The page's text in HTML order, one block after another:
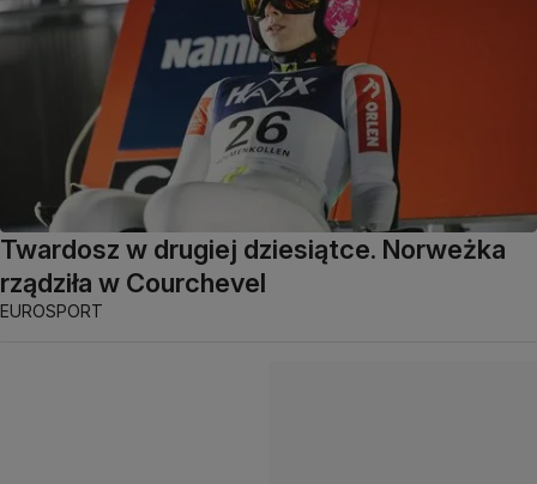
Twardosz w drugiej dziesiątce. Norweżka
rządziła w Courchevel
EUROSPORT